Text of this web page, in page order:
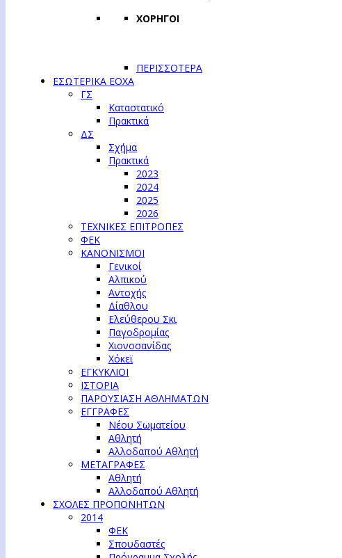
ΧΟΡΗΓΟΙ
ΠΕΡΙΣΣΟΤΕΡΑ
ΕΣΩΤΕΡΙΚΑ ΕΟΧΑ
ΓΣ
Καταστατικό
Πρακτικά
ΔΣ
Σχήμα
Πρακτικά
2023
2024
2025
2026
ΤΕΧΝΙΚΕΣ ΕΠΙΤΡΟΠΕΣ
ΦΕΚ
ΚΑΝΟΝΙΣΜΟΙ
Γενικοί
Αλπικού
Αντοχής
Δίαθλου
Ελεύθερου Σκι
Παγοδρομίας
Χιονοσανίδας
Χόκεϊ
ΕΓΚΥΚΛΙΟΙ
ΙΣΤΟΡΙΑ
ΠΑΡΟΥΣΙΑΣΗ ΑΘΛΗΜΑΤΩΝ
ΕΓΓΡΑΦΕΣ
Νέου Σωματείου
Αθλητή
Αλλοδαπού Αθλητή
ΜΕΤΑΓΡΑΦΕΣ
Αθλητή
Αλλοδαπού Αθλητή
ΣΧΟΛΕΣ ΠΡΟΠΟΝΗΤΩΝ
2014
ΦΕΚ
Σπουδαστές